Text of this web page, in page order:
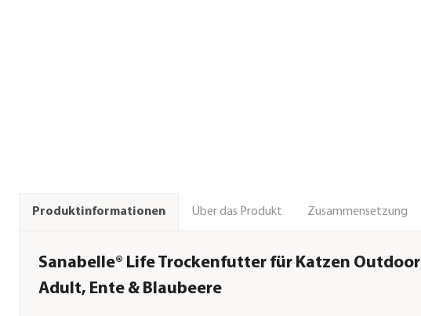
Produktinformationen Über das Produkt Zusammensetzung
Sanabelle® Life Trockenfutter für Katzen Outdoor
Adult, Ente & Blaubeere